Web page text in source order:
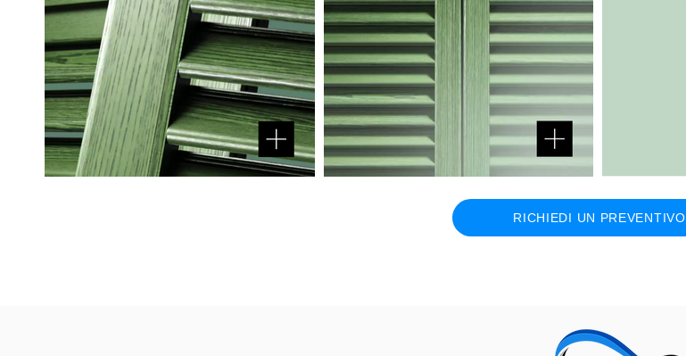
RICHIEDI UN PREVENTIVO